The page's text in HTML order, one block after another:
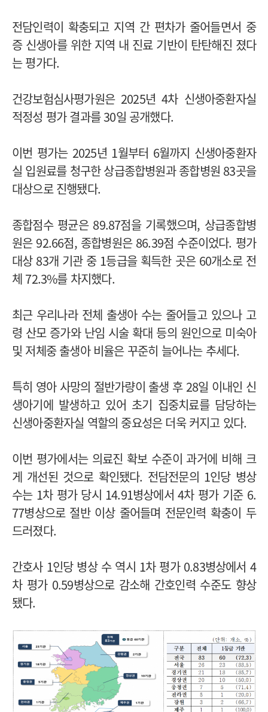
전담인력이 확충되고 지역 간 편차가 줄어들면서 중
증 신생아를 위한 지역 내 진료 기반이 탄탄해진 졌다
는 평가다.
건강보험심사평가원은 2025년 4차 신생아중환자실
적정성 평가 결과를 30일 공개했다.
이번 평가는 2025년 1월부터 6월까지 신생아중환자
실 입원료를 청구한 상급종합병원과 종합병원 83곳을
대상으로 진행됐다.
종합점수 평균은 89.87점을 기록했으며, 상급종합병
원은 92.66점, 종합병원은 86.39점 수준이었다. 평가
대상 83개 기관 중 1등급을 획득한 곳은 60개소로 전
체 72.3%를 차지했다.
최근 우리나라 전체 출생아 수는 줄어들고 있으나 고
령 산모 증가와 난임 시술 확대 등의 원인으로 미숙아
및 저체중 출생아 비율은 꾸준히 늘어나는 추세다.
특히 영아 사망의 절반가량이 출생 후 28일 이내인 신
생아기에 발생하고 있어 초기 집중치료를 담당하는
신생아중환자실 역할의 중요성은 더욱 커지고 있다.
이번 평가에서는 의료진 확보 수준이 과거에 비해 크
게 개선된 것으로 확인됐다. 전담전문의 1인당 병상
수는 1차 평가 당시 14.91병상에서 4차 평가 기준 6.
77병상으로 절반 이상 줄어들며 전문인력 확충이 두
드러졌다.
간호사 1인당 병상 수 역시 1차 평가 0.83병상에서 4
차 평가 0.59병상으로 감소해 간호인력 수준도 향상
됐다.